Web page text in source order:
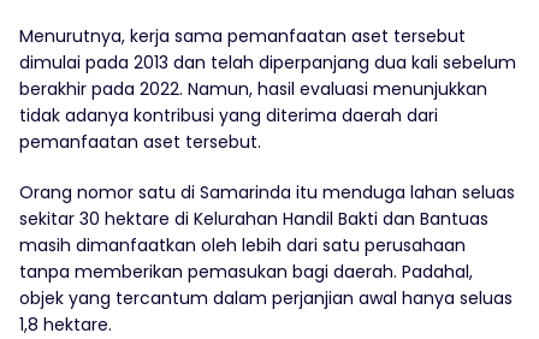
Menurutnya, kerja sama pemanfaatan aset tersebut
dimulai pada 2013 dan telah diperpanjang dua kali sebelum
berakhir pada 2022. Namun, hasil evaluasi menunjukkan
tidak adanya kontribusi yang diterima daerah dari
pemanfaatan aset tersebut.
Orang nomor satu di Samarinda itu menduga lahan seluas
sekitar 30 hektare di Kelurahan Handil Bakti dan Bantuas
masih dimanfaatkan oleh lebih dari satu perusahaan
tanpa memberikan pemasukan bagi daerah. Padahal,
objek yang tercantum dalam perjanjian awal hanya seluas
1,8 hektare.